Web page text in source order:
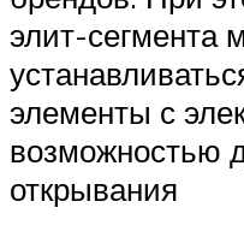
элит-сегмента
элементы с
возможностью
открывания